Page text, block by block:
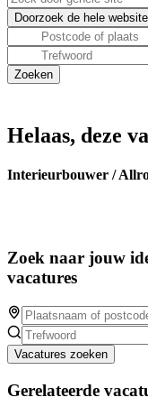
Helaas, deze
Interieurbouwer /
Zoek naar jouw
vacatures
Vacatures zoeken
Gerelateerde